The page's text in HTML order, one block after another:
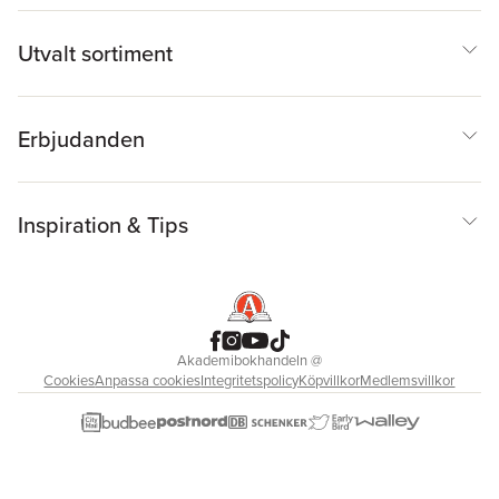
Utvalt sortiment
Erbjudanden
Inspiration & Tips
Akademibokhandeln@
CookiesAnpassa cookiesIntegritetspolicyKöpvillkorMedlemsvillkor